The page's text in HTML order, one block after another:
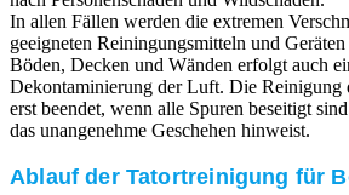
In allen Fällen werden die extremen
geeigneten Reiningungsmitteln und
Böden, Decken und Wänden erfolgt auch
Dekontaminierung der Luft. Die Reinigung
erst beendet, wenn alle Spuren beseitigt
das unangenehme Geschehen hinweist.
Ablauf der Tatortreinigung für